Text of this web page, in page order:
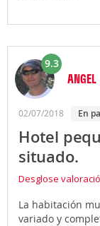
9.3
ANGEL
02/07/2018 en
Hotel
situado.
Desglose
La habitación
variado y